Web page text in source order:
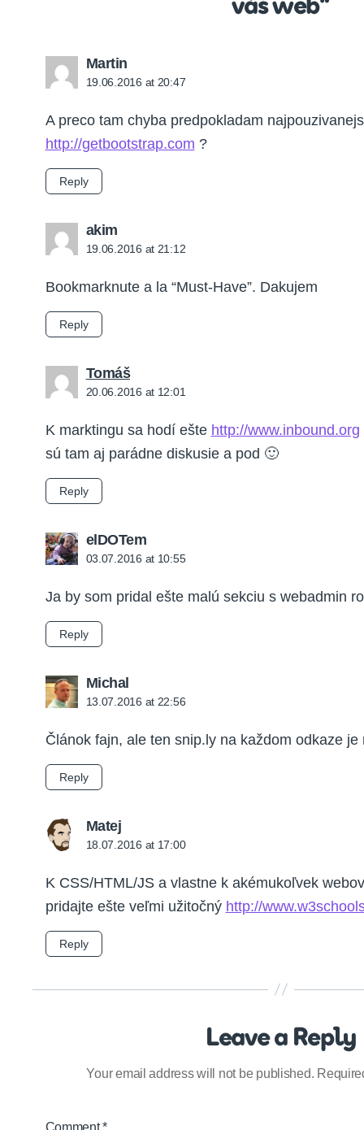
váš web”
Martinsays:
19.06.2016 at 20:47
A preco tam chyba predpokladam
http://getbootstrap.com ?
Reply
akimsays:
19.06.2016 at 21:12
Bookmarknute a la “Must-Have”. Dakujem
Reply
Tomášsays:
20.06.2016 at 12:01
K marktingu sa hodí ešte http://www.inbound.org
sú tam aj parádne diskusie a pod 🙂
Reply
elDOTemsays:
03.07.2016 at 10:55
Ja by som pridal ešte malú sekciu s webadmin
Reply
Michalsays:
13.07.2016 at 22:56
Článok fajn, ale ten snip.ly na každom odkaze je
Reply
Matejsays:
18.07.2016 at 17:00
K CSS/HTML/JS a vlastne k akémukoľvek
pridajte ešte veľmi užitočný http://
Reply
Leave a Reply
Your email address will not be published.
Comment*